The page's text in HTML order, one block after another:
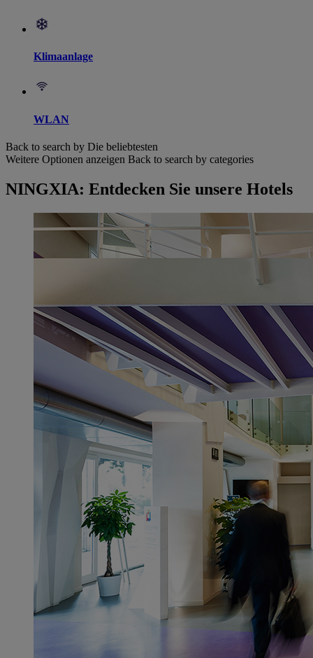
Klimaanlage
WLAN
Back to search by Die beliebtesten
Weitere Optionen anzeigen Back to search by categories
NINGXIA: Entdecken Sie unsere Hotels